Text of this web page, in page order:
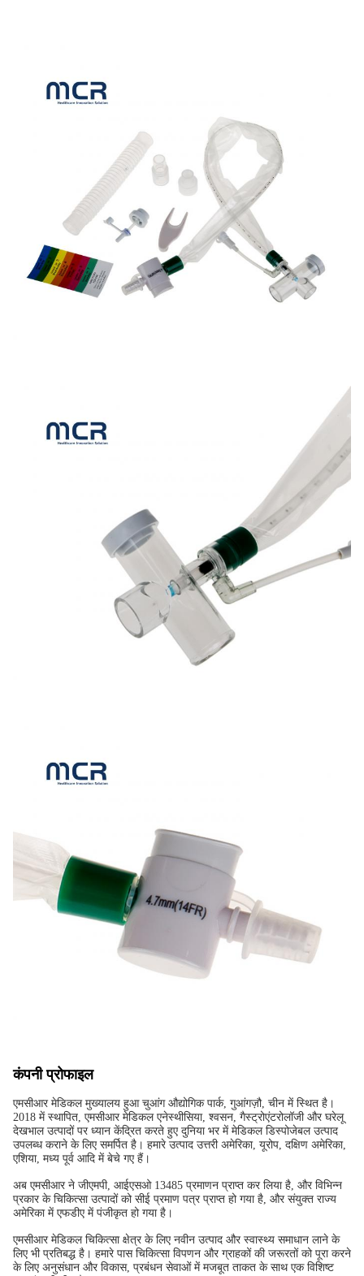
कंपनी प्रोफाइल
एमसीआर मेडिकल मुख्यालय हुआ चुआंग औद्योगिक पार्क, गुआंगज़ौ, चीन में स्थित है।
2018 में स्थापित, एमसीआर मेडिकल एनेस्थीसिया, श्वसन, गैस्ट्रोएंटरोलॉजी और घरेलू
देखभाल उत्पादों पर ध्यान केंद्रित करते हुए दुनिया भर में मेडिकल डिस्पोजेबल उत्पाद
उपलब्ध कराने के लिए समर्पित है। हमारे उत्पाद उत्तरी अमेरिका, यूरोप, दक्षिण अमेरिका,
एशिया, मध्य पूर्व आदि में बेचे गए हैं।
अब एमसीआर ने जीएमपी, आईएसओ 13485 प्रमाणन प्राप्त कर लिया है, और विभिन्न
प्रकार के चिकित्सा उत्पादों को सीई प्रमाण पत्र प्राप्त हो गया है, और संयुक्त राज्य
अमेरिका में एफडीए में पंजीकृत हो गया है।
एमसीआर मेडिकल चिकित्सा क्षेत्र के लिए नवीन उत्पाद और स्वास्थ्य समाधान लाने के
लिए भी प्रतिबद्ध है। हमारे पास चिकित्सा विपणन और ग्राहकों की जरूरतों को पूरा करने
के लिए अनुसंधान और विकास, प्रबंधन सेवाओं में मजबूत ताकत के साथ एक विशिष्ट